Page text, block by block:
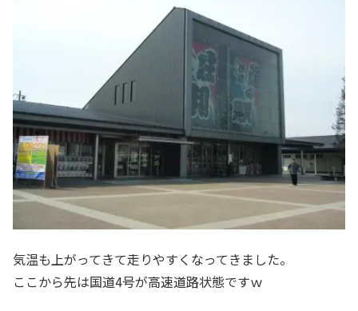
気温も上がってきて走りやすくなってきました。
ここから先は国道4号が高速道路状態ですｗ